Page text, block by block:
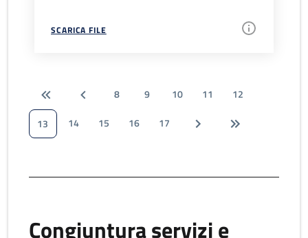
SCARICA FILE
8 9 10 11
12
13
14 15 16 17
Congiuntura servizi e